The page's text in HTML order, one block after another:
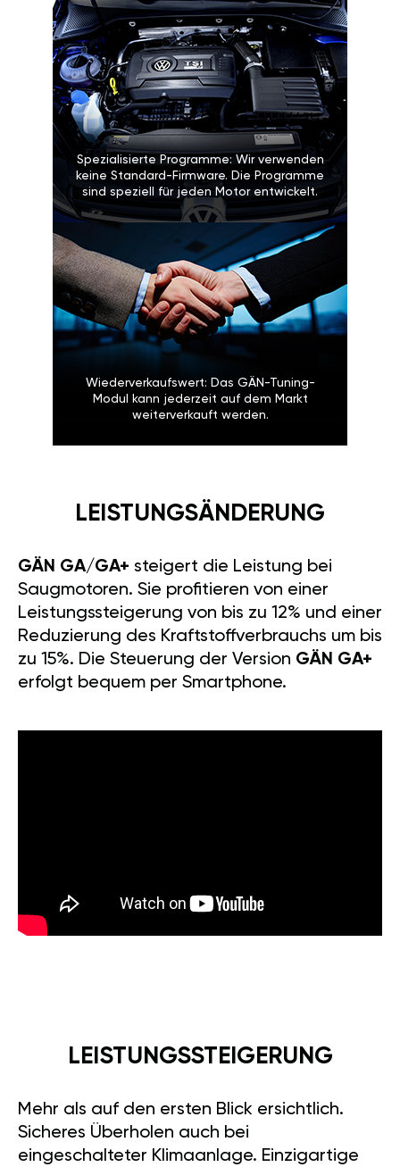
Spezialisierte Programme: Wir verwenden
keine Standard-Firmware. Die Programme
sind speziell für jeden Motor entwickelt.
Wiederverkaufswert: Das GÄN-Tuning-
Modul kann jederzeit auf dem Markt
weiterverkauft werden.
LEISTUNGSÄNDERUNG
GÄN GA/GA+ steigert die Leistung bei
Saugmotoren. Sie profitieren von einer
Leistungssteigerung von bis zu 12% und einer
Reduzierung des Kraftstoffverbrauchs um bis
zu 15%. Die Steuerung der Version GÄN GA+
erfolgt bequem per Smartphone.
LEISTUNGSSTEIGERUNG
Mehr als auf den ersten Blick ersichtlich.
Sicheres Überholen auch bei
eingeschalteter Klimaanlage. Einzigartige